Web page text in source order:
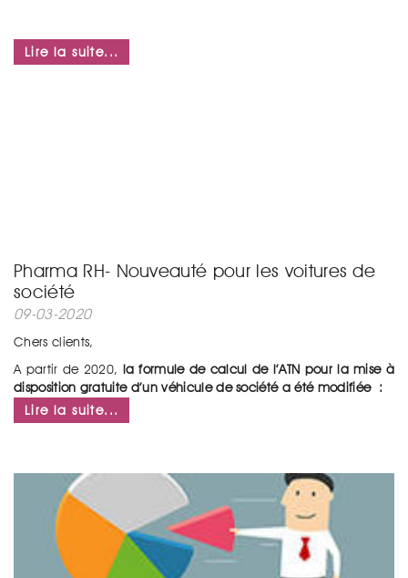
Lire la suite...
Pharma RH- Nouveauté pour les voitures de
société
09-03-2020
Chers clients,
A partir de 2020, la formule de calcul de l’ATN pour la mise à
disposition gratuite d’un véhicule de société a été modifiée :
Lire la suite...